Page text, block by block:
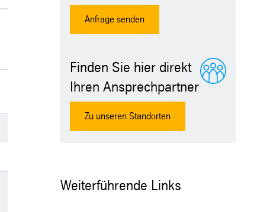
Anfrage senden
Finden Sie hier direkt
Ihren Ansprechpartner
Zu unseren Standorten
Weiterführende Links